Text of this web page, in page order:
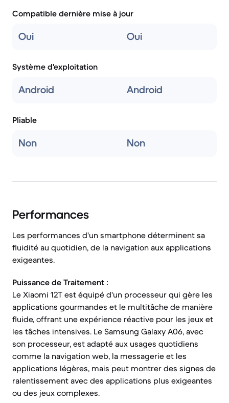
Compatible dernière mise à jour
Oui Oui
Système d'exploitation
Android Android
Pliable
Non Non
Performances
Les performances d'un smartphone déterminent sa
fluidité au quotidien, de la navigation aux applications
exigeantes.
Puissance de Traitement :
Le Xiaomi 12T est équipé d'un processeur qui gère les
applications gourmandes et le multitâche de manière
fluide, offrant une expérience réactive pour les jeux et
les tâches intensives. Le Samsung Galaxy A06, avec
son processeur, est adapté aux usages quotidiens
comme la navigation web, la messagerie et les
applications légères, mais peut montrer des signes de
ralentissement avec des applications plus exigeantes
ou des jeux complexes.